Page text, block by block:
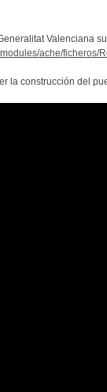
Valenciana
ache/ficheros/
la construcción del